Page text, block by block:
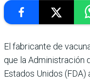
El fabricante de
que la Administración
Estados Unidos (FDA)